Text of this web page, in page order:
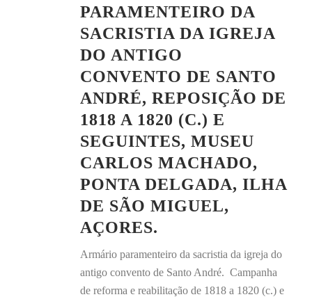
PARAMENTEIRO DA
SACRISTIA DA IGREJA
DO ANTIGO
CONVENTO DE SANTO
ANDRÉ, REPOSIÇÃO DE
1818 A 1820 (C.) E
SEGUINTES, MUSEU
CARLOS MACHADO,
PONTA DELGADA, ILHA
DE SÃO MIGUEL,
AÇORES.
Armário paramenteiro da sacristia da igreja do
antigo convento de Santo André. Campanha
de reforma e reabilitação de 1818 a 1820 (c.) e